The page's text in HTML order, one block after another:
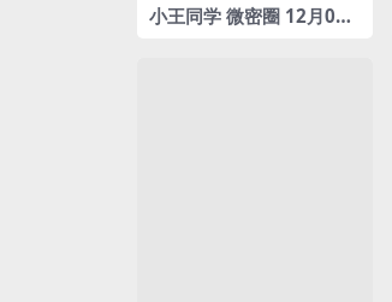
小王同学 微密圈 12月03-